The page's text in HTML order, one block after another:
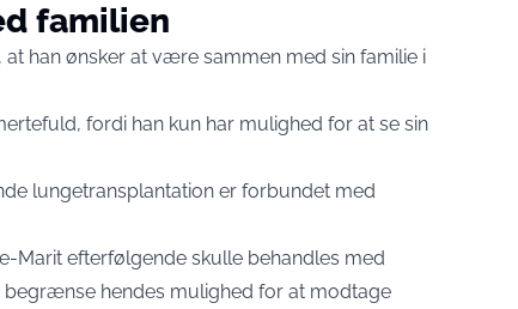
familien
han ønsker at være sammen med sin familie i
fordi han kun har mulighed for at se sin
lungetransplantation er forbundet med
Marit efterfølgende skulle behandles med
hendes mulighed for at modtage